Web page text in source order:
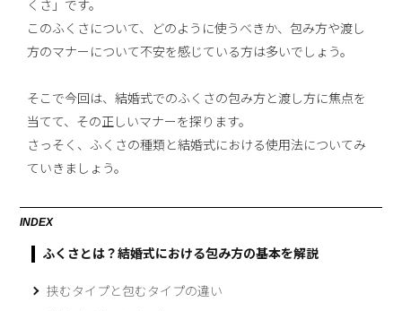
くさ」です。
このふくさについて、どのように使うべきか、包み方や渡し
方のマナーについて不安を感じている方は多いでしょう。
そこで今回は、結婚式でのふくさの包み方と渡し方に焦点を
当てて、その正しいマナーを探ります。
さっそく、ふくさの種類と結婚式における使用法についてみ
ていきましょう。
INDEX
ふくさとは？結婚式における包み方の基本を解説
挟むタイプと包むタイプの違い